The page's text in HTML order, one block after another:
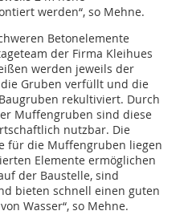
werden“, so Mehne.
Betonelemente
der Firma Kleihues
werden jeweils der
Gruben verfüllt und die
rekultiviert. Durch
Muffengruben sind diese
nutzbar. Die
für die Muffengruben liegen
Elemente ermöglichen
der Baustelle, sind
bieten schnell einen guten
Wasser“, so Mehne.